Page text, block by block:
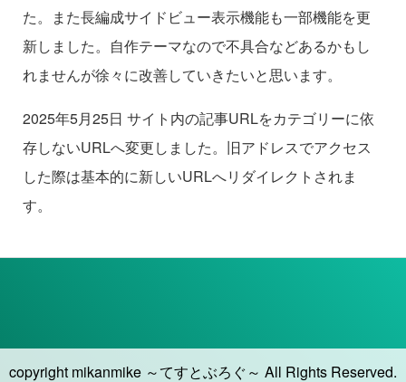
た。また長編成サイドビュー表示機能も一部機能を更
新しました。自作テーマなので不具合などあるかもし
れませんが徐々に改善していきたいと思います。
2025年5月25日 サイト内の記事URLをカテゴリーに依
存しないURLへ変更しました。旧アドレスでアクセス
した際は基本的に新しいURLへリダイレクトされま
す。
copyright mikanmike ～てすとぶろぐ～ All Rights Reserved.